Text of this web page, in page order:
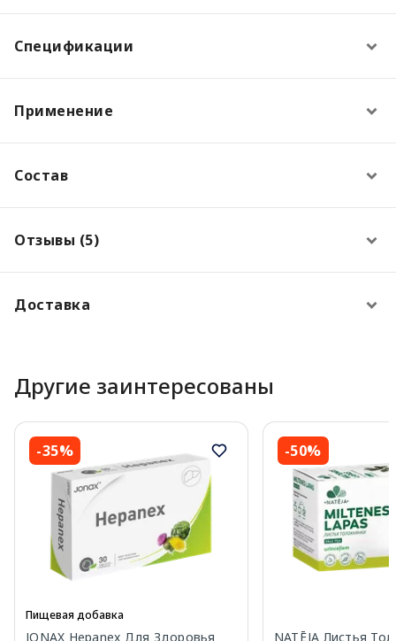
Спецификации
Применение
Состав
Отзывы (5)
Доставка
Другие заинтересованы
-35%
Пищевая добавка
JONAX Hepanex Для Здоровья
-50%
NATĒJA Листья